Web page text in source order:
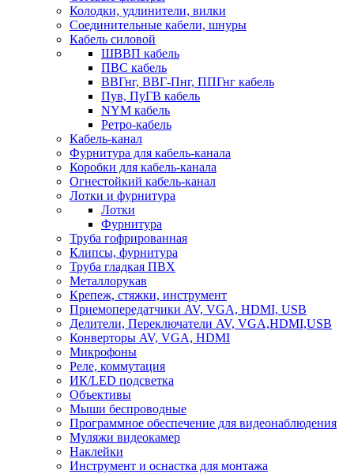
Колодки, удлинители, вилки
Соединительные кабели, шнуры
Кабель силовой
ШВВП кабель
ПВС кабель
ВВГнг, ВВГ-Пнг, ППГнг кабель
Пув, ПуГВ кабель
NYM кабель
Ретро-кабель
Кабель-канал
Фурнитура для кабель-канала
Коробки для кабель-канала
Огнестойкий кабель-канал
Лотки и фурнитура
Лотки
Фурнитура
Труба гофрированная
Клипсы, фурнитура
Труба гладкая ПВХ
Металлорукав
Крепеж, стяжки, инструмент
Приемопередатчики AV, VGA, HDMI, USB
Делители, Переключатели AV, VGA,HDMI,USB
Конверторы AV, VGA, HDMI
Микрофоны
Реле, коммутация
ИК/LED подсветка
Объективы
Мыши беспроводные
Программное обеспечение для видеонаблюдения
Муляжи видеокамер
Наклейки
Инструмент и оснастка для монтажа